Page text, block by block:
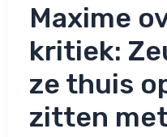
Maxime
kritiek:
ze thuis
zitten